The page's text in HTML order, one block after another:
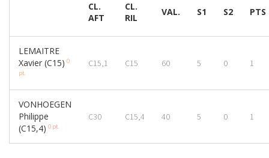
CL.
AFT
CL.
RIL
VAL. S1 S2 PTS
LEMAITRE
Xavier (C15) 0
pt.
C15,1 C15 60 5 0 1
VONHOEGEN
Philippe
(C15,4) 0 pt.
C30 C15,4 40 5 0 1